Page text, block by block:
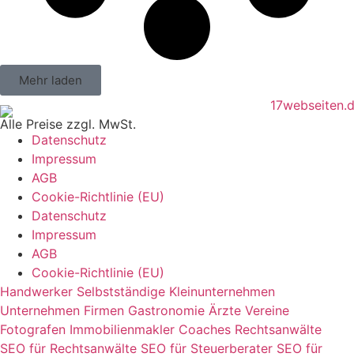
Mehr laden
Alle Preise zzgl. MwSt.
Datenschutz
Impressum
AGB
Cookie-Richtlinie (EU)
Datenschutz
Impressum
AGB
Cookie-Richtlinie (EU)
Handwerker Selbstständige Kleinunternehmen
Unternehmen Firmen Gastronomie Ärzte Vereine
Fotografen Immobilienmakler Coaches Rechtsanwälte
SEO für Rechtsanwälte SEO für Steuerberater SEO für